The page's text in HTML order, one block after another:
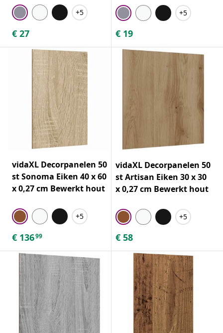
+5
€ 27
+5
€ 19
vidaXL Decorpanelen 50
st Sonoma Eiken 40 x 60
x 0,27 cm Bewerkt hout
+5
€ 13699
vidaXL Decorpanelen 50
st Artisan Eiken 30 x 30
x 0,27 cm Bewerkt hout
+5
€ 58